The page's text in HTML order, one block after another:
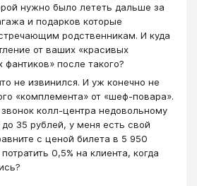
нужно было лететь дальше за
и подарков которые
родственникам. И куда
от ваших «красивых
фантиков» после такого?
не извинился. И уж конечно не
«комплемента» от «шеф-повара».
колл-центра недовольному
до 35 рублей, у меня есть свой
с ценой билета в 5 950
0,5% на клиента, когда